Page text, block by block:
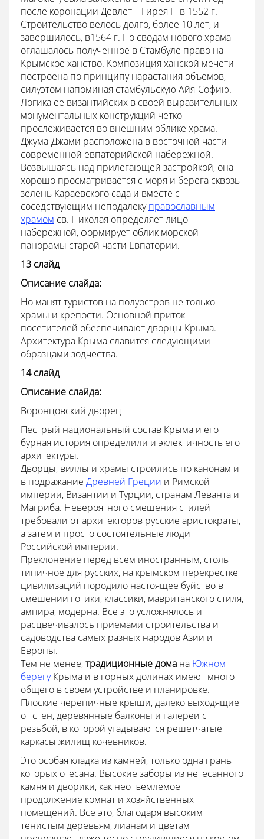
после коронации Девлет – Гирея I –в 1552 г.
Строительство велось долго, более 10 лет, и
завершилось, в1564 г. По сводам нового храма
оглашалось полученное в Стамбуле право на
Крымское ханство. Композиция ханской мечети
построена по принципу нарастания объемов,
силуэтом напоминая стамбульскую Айя-Софию.
Логика ее византийских в своей выразительных
монументальных конструкций четко
прослеживается во внешним облике храма.
Джума-Джами расположена в восточной части
современной евпаторийской набережной.
Возвышаясь над прилегающей застройкой, она
хорошо просматривается с моря и берега сквозь
зелень Караевского сада и вместе с
соседствующим неподалекуправославным
храмом св. Николая определяет лицо
набережной, формирует облик морской
панорамы старой части Евпатории.
13 слайд
Описание слайда:
Но манят туристов на полуостров не только
храмы и крепости. Основной приток
посетителей обеспечивают дворцы Крыма.
Архитектура Крыма славится следующими
образцами зодчества.
14 слайд
Описание слайда:
Воронцовский дворец
Пестрый национальный состав Крыма и его
бурная история определили и эклектичность его
архитектуры.
Дворцы, виллы и храмы строились по канонам и
в подражание Древней Греции и Римской
империи, Византии и Турции, странам Леванта и
Магриба. Невероятного смешения стилей
требовали от архитекторов русские аристократы,
а затем и просто состоятельные люди
Российской империи.
Преклонение перед всем иностранным, столь
типичное для русских, на крымском перекрестке
цивилизаций породило настоящее буйство в
смешении готики, классики, мавританского стиля,
ампира, модерна. Все это усложнялось и
расцвечивалось приемами строительства и
садоводства самых разных народов Азии и
Европы.
Тем не менее,традиционные дома на Южном
берегуКрыма и в горных долинах имеют много
общего в своем устройстве и планировке.
Плоские черепичные крыши, далеко выходящие
от стен, деревянные балконы и галереи с
резьбой, в которой угадываются решетчатые
каркасы жилищ кочевников.
Это особая кладка из камней, только одна грань
которых отесана. Высокие заборы из нетесанного
камня и дворики, как неотъемлемое
продолжение комнат и хозяйственных
помещений. Все это, благодаря высоким
тенистым деревьям, лианам и цветам